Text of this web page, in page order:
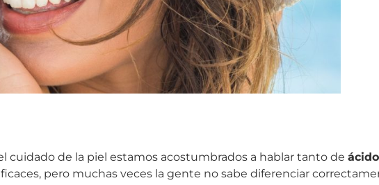
cuidado de la piel estamos acostumbrados a hablar tanto de
pero muchas veces la gente no sabe diferenciar